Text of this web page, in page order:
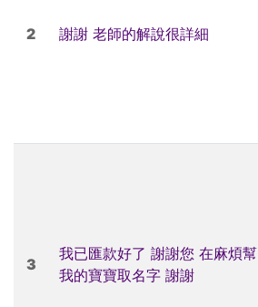
2 謝謝 老師的解說很詳細
3
我已匯款好了 謝謝您 在麻煩幫
我的寶寶取名字 謝謝